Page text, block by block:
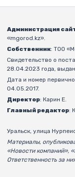
Администрация
«mgorod.kz».
Собственник: ТОО
Свидетельство о
28.04.2023 года,
Дата и номер
04.05.2017.
Директор: Карин Е.
Главный редактор:
Уральск, улица
Материалы,
«Новости компаний»,
Ответственность за